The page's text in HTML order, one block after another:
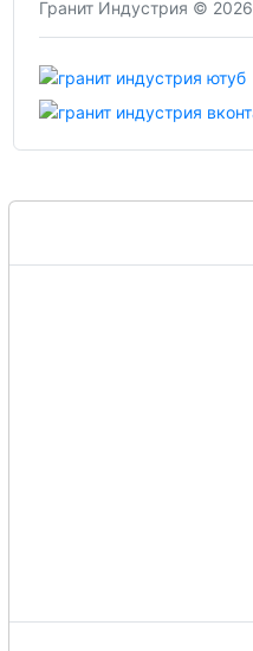
Гранит Индустрия © 2026